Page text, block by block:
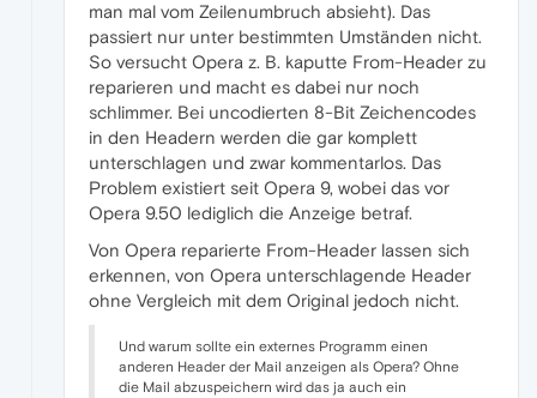
man mal vom Zeilenumbruch absieht). Das
passiert nur unter bestimmten Umständen nicht.
So versucht Opera z. B. kaputte From-Header zu
reparieren und macht es dabei nur noch
schlimmer. Bei uncodierten 8-Bit Zeichencodes
in den Headern werden die gar komplett
unterschlagen und zwar kommentarlos. Das
Problem existiert seit Opera 9, wobei das vor
Opera 9.50 lediglich die Anzeige betraf.
Von Opera reparierte From-Header lassen sich
erkennen, von Opera unterschlagende Header
ohne Vergleich mit dem Original jedoch nicht.
Und warum sollte ein externes Programm einen
anderen Header der Mail anzeigen als Opera? Ohne
die Mail abzuspeichern wird das ja auch ein